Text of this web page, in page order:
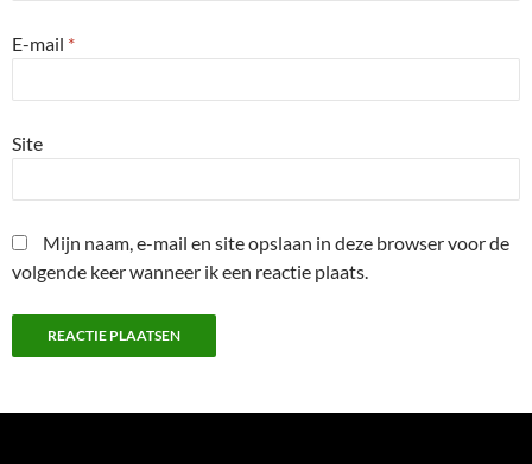
E-mail *
Site
Mijn naam, e-mail en site opslaan in deze browser voor de
volgende keer wanneer ik een reactie plaats.